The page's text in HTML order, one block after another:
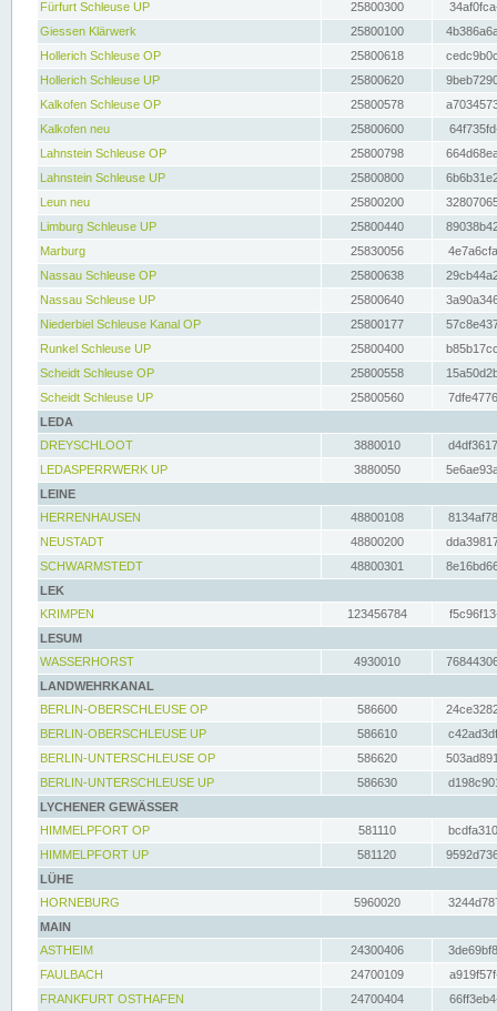
Fürfurt Schleuse UP
25800300
Giessen Klärwerk
25800100
Hollerich Schleuse OP
25800618
Hollerich Schleuse UP
25800620
Kalkofen Schleuse OP
25800578
Kalkofen neu
25800600
Lahnstein Schleuse OP
25800798
Lahnstein Schleuse UP
25800800
Leun neu
25800200
Limburg Schleuse UP
25800440
Marburg
25830056
Nassau Schleuse OP
25800638
Nassau Schleuse UP
25800640
Niederbiel Schleuse Kanal OP
25800177
Runkel Schleuse UP
25800400
Scheidt Schleuse OP
25800558
Scheidt Schleuse UP
25800560
LEDA
DREYSCHLOOT
3880010
LEDASPERRWERK UP
3880050
LEINE
HERRENHAUSEN
48800108
NEUSTADT
48800200
SCHWARMSTEDT
48800301
LEK
KRIMPEN
123456784
LESUM
WASSERHORST
4930010
LANDWEHRKANAL
BERLIN-OBERSCHLEUSE OP
586600
BERLIN-OBERSCHLEUSE UP
586610
BERLIN-UNTERSCHLEUSE OP
586620
BERLIN-UNTERSCHLEUSE UP
586630
LYCHENER GEWÄSSER
HIMMELPFORT OP
581110
HIMMELPFORT UP
581120
LÜHE
HORNEBURG
5960020
MAIN
ASTHEIM
24300406
FAULBACH
24700109
FRANKFURT OSTHAFEN
24700404